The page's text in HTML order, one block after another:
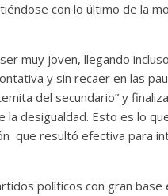
con lo último de la
muy joven, llegando
y sin recaer en las
del secundario” y
desigualdad. Esto es lo
que resultó efectiva para
políticos con gran base